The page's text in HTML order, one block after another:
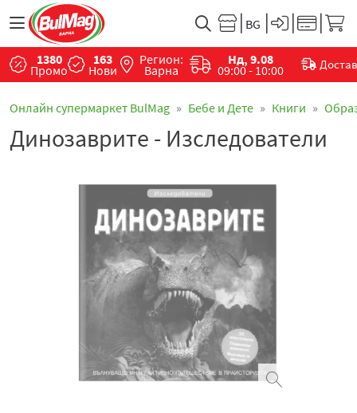
1380
Промо
163
Нови
Регион:
Варна
Нд, 9.08
09:00 - 10:00
Онлайн супермаркет BulMag Бебе и Дете Книги
Динозаврите - Изследователи